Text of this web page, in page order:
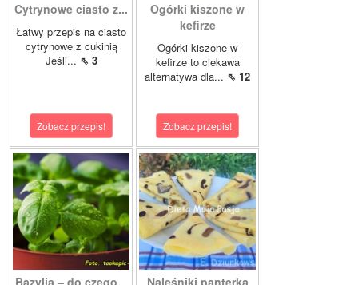
Cytrynowe ciasto z...
Łatwy przepis na ciasto
cytrynowe z cukinią
Jeśli... ⇖ 3
Zobacz przepis!
Ogórki kiszone w
kefirze
Ogórki kiszone w
kefirze to ciekawa
alternatywa dla... ⇖ 12
Zobacz przepis!